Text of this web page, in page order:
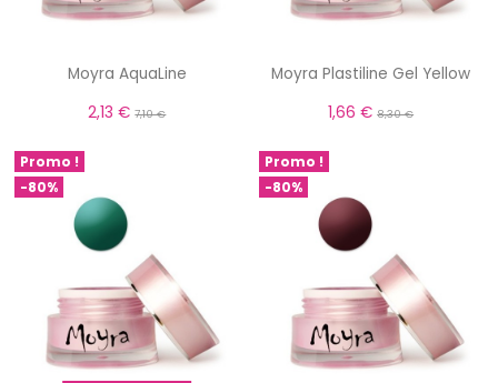
Moyra AquaLine
2,13 €7,10 €
Moyra Plastiline Gel Yellow
1,66 €8,30 €
Promo !
-80%
Promo !
-80%